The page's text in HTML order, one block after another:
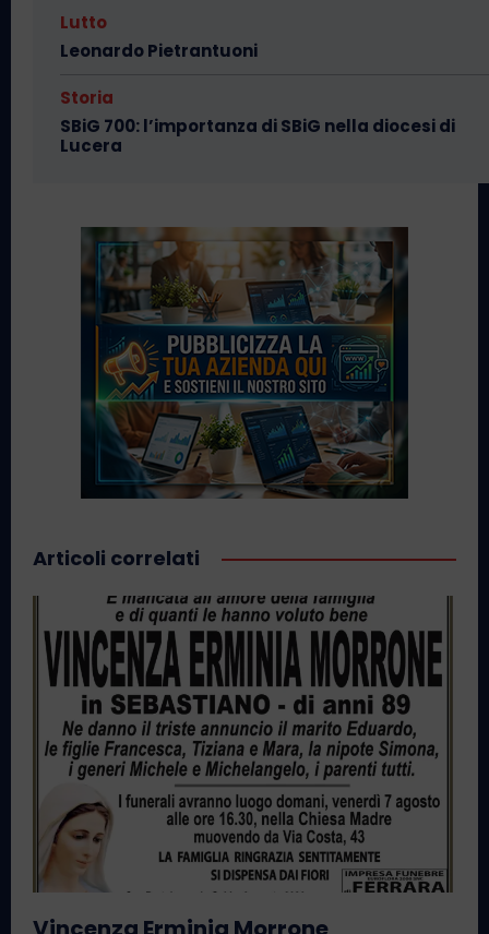
Lutto
Leonardo Pietrantuoni
Storia
SBiG 700: l’importanza di SBiG nella diocesi di
Lucera
Articoli correlati